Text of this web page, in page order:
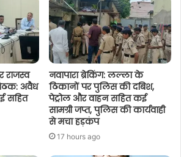
अवैध
सहित
नवापारा ब्रेकिंग: लल्ला के
ठिकानों पर पुलिस की दबिश,
पेट्रोल और वाहन सहित कई
सामग्री जप्त, पुलिस की कार्यवाही
से मचा हड़कंप
17 hours ago